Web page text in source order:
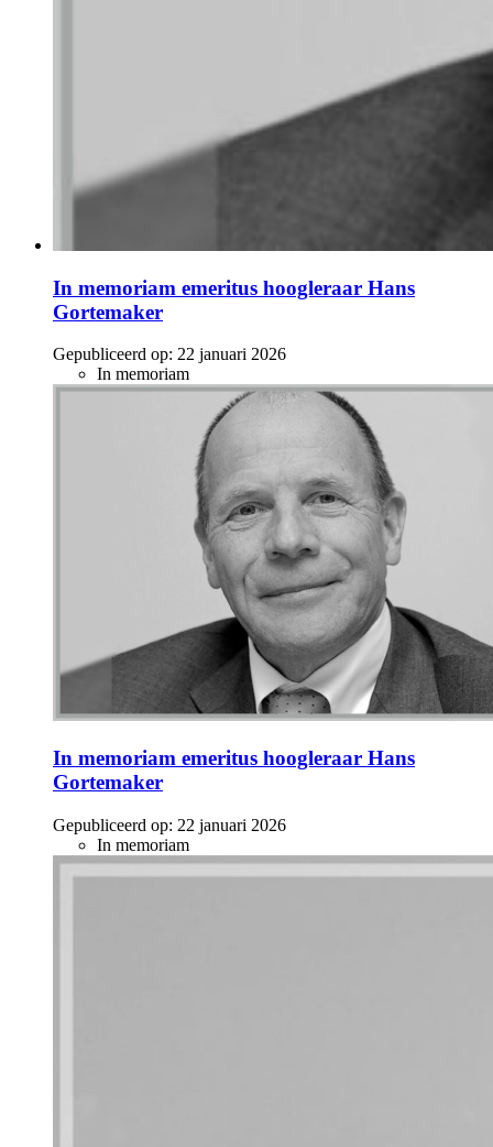
In memoriam emeritus hoogleraar Hans
Gortemaker
Gepubliceerd op: 22 januari 2026
In memoriam
In memoriam emeritus hoogleraar Hans
Gortemaker
Gepubliceerd op: 22 januari 2026
In memoriam